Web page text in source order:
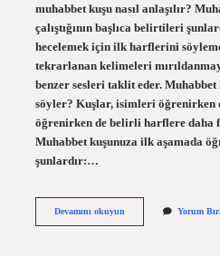
muhabbet kuşu nasıl anlaşılır?
çalıştığının başlıca belirtileri
hecelemek için ilk harflerini
tekrarlanan kelimeleri
benzer sesleri taklit eder.
söyler? Kuşlar, isimleri öğrenirken
öğrenirken de belirli harflere daha
Muhabbet kuşunuza ilk aşamada
şunlardır:…
Devamını okuyunMuhabbet
Yorum